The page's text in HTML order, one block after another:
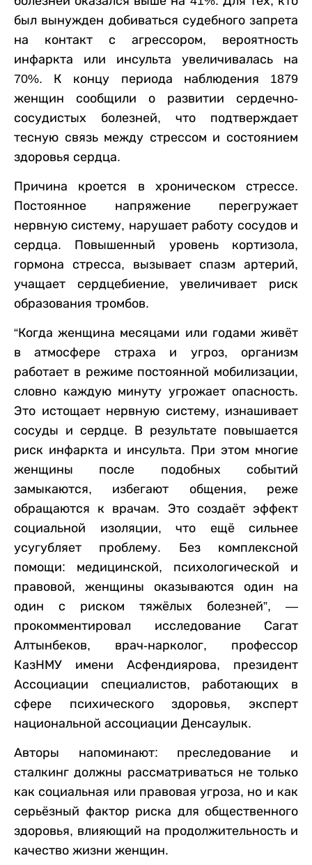
был вынужден добиваться судебного запрета
на контакт с агрессором, вероятность
инфаркта или инсульта увеличивалась на
70%. К концу периода наблюдения 1879
женщин сообщили о развитии сердечно-
сосудистых болезней, что подтверждает
тесную связь между стрессом и состоянием
здоровья сердца.
Причина кроется в хроническом стрессе.
Постоянное напряжение перегружает
нервную систему, нарушает работу сосудов и
сердца. Повышенный уровень кортизола,
гормона стресса, вызывает спазм артерий,
учащает сердцебиение, увеличивает риск
образования тромбов.
“Когда женщина месяцами или годами живёт
в атмосфере страха и угроз, организм
работает в режиме постоянной мобилизации,
словно каждую минуту угрожает опасность.
Это истощает нервную систему, изнашивает
сосуды и сердце. В результате повышается
риск инфаркта и инсульта. При этом многие
женщины после подобных событий
замыкаются, избегают общения, реже
обращаются к врачам. Это создаёт эффект
социальной изоляции, что ещё сильнее
усугубляет проблему. Без комплексной
помощи: медицинской, психологической и
правовой, женщины оказываются один на
один с риском тяжёлых болезней”, —
прокомментировал исследование Сагат
Алтынбеков, врач-нарколог, профессор
КазНМУ имени Асфендиярова, президент
Ассоциации специалистов, работающих в
сфере психического здоровья, эксперт
национальной ассоциации Денсаулык.
Авторы напоминают: преследование и
сталкинг должны рассматриваться не только
как социальная или правовая угроза, но и как
серьёзный фактор риска для общественного
здоровья, влияющий на продолжительность и
качество жизни женщин.